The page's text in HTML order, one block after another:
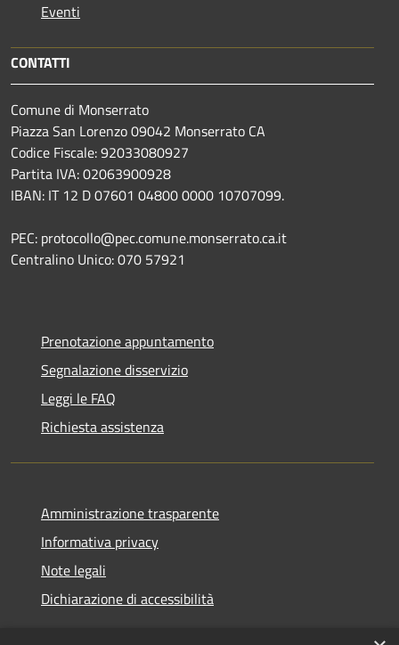
Eventi
CONTATTI
Comune di Monserrato
Piazza San Lorenzo 09042 Monserrato CA
Codice Fiscale: 92033080927
Partita IVA: 02063900928
IBAN: IT 12 D 07601 04800 0000 10707099.
PEC: protocollo@pec.comune.monserrato.ca.it
Centralino Unico: 070 57921
Prenotazione appuntamento
Segnalazione disservizio
Leggi le FAQ
Richiesta assistenza
Amministrazione trasparente
Informativa privacy
Note legali
Dichiarazione di accessibilità